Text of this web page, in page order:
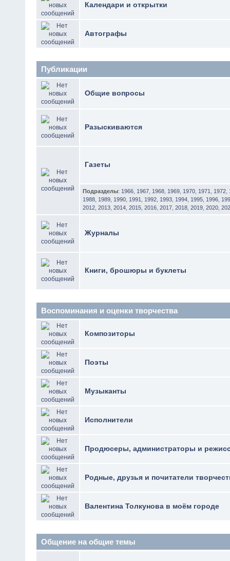
Календари и открытки
Автографы
Публикации
Общие вопросы
Разыскиваются
Газеты
Подразделы: 1966 1967 1968 1969 1970 1971 1972
1988 1989 1990 1991 1992 1993 1994 1995 1996
2012 2013 2014 2015 2016 2017 2018 2019 2020
Журналы
Книги, брошюры и буклеты
Воспоминания и оценки творчества
Композиторы
Поэты
Музыканты
Исполнители
Продюсеры, администраторы и
Родные, друзья и почитатели
Валентина Толкунова в моём городе
Общение на общие темы